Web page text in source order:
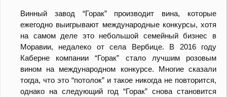
Винный завод “Горак” производит вина, которые
ежегодно выигрывают международные конкурсы, хотя
на самом деле это небольшой семейный бизнес в
Моравии, недалеко от села Вербице. В 2016 году
Каберне компании “Горак” стало лучшим розовым
вином на международном конкурсе. Многие сказали
тогда, что это “потолок” и такое никогда не повторится,
однако на следующий год “Горак” снова становится